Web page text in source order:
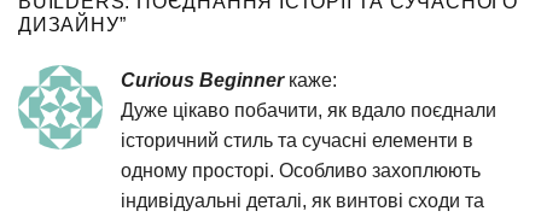
ДИЗАЙНУ”
Curious Beginner каже:
Дуже цікаво побачити, як вдало поєднали
історичний стиль та сучасні елементи в
одному просторі. Особливо захоплюють
індивідуальні деталі, як винтові сходи та